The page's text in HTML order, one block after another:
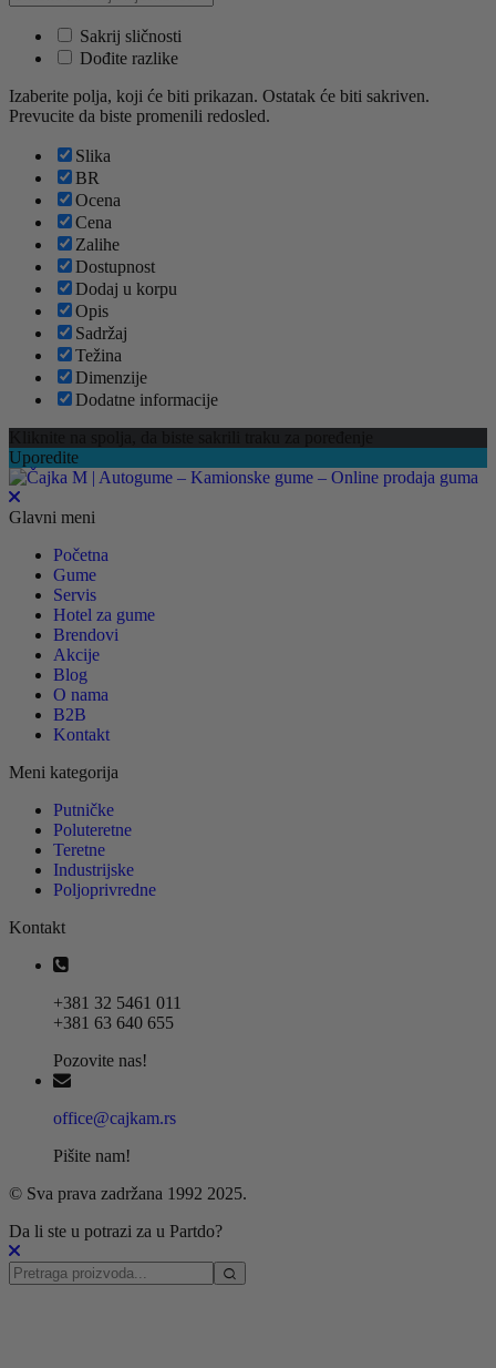
Sakrij sličnosti
Dođite razlike
Izaberite polja, koji će biti prikazan. Ostatak će biti sakriven.
Prevucite da biste promenili redosled.
Slika
BR
Ocena
Cena
Zalihe
Dostupnost
Dodaj u korpu
Opis
Sadržaj
Težina
Dimenzije
Dodatne informacije
Uporedite
Glavni meni
Početna
Gume
Servis
Hotel za gume
Brendovi
Akcije
Blog
O nama
B2B
Kontakt
Meni kategorija
Putničke
Poluteretne
Teretne
Industrijske
Poljoprivredne
Kontakt
+381 32 5461 011
+381 63 640 655
Pozovite nas!
office@cajkam.rs
Pišite nam!
© Sva prava zadržana 1992 2025.
Da li ste u potrazi za u Partdo?